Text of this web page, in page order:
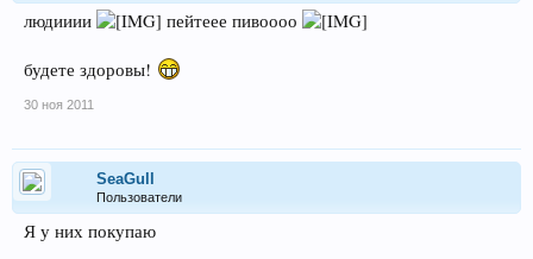
людииии пейтеее пивоооо
будете здоровы!
30 ноя 2011
SeaGull
Пользователи
Я у них покупаю